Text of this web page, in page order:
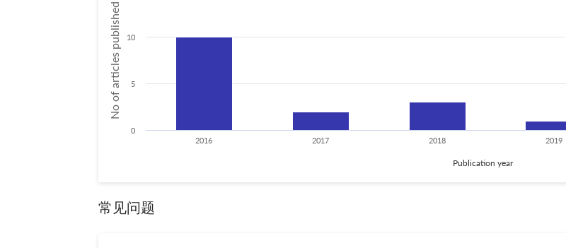
No of articles published
Publication year
2016 2017 2018 2019
0
5
10
常见问题